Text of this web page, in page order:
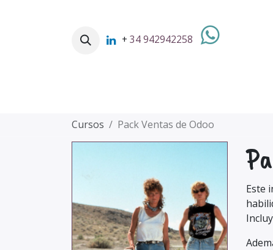
+ 34 942942258
Cursos Pack Ventas de Odoo
Este